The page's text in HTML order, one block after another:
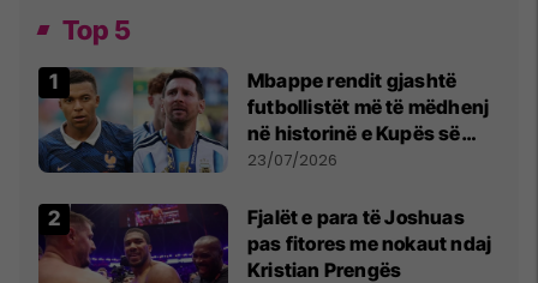
Top 5
Mbappe rendit gjashtë
futbollistët më të mëdhenj
në historinë e Kupës së
Botës, Messi mbetet i dyti
23/07/2026
Fjalët e para të Joshuas
pas fitores me nokaut ndaj
Kristian Prengës